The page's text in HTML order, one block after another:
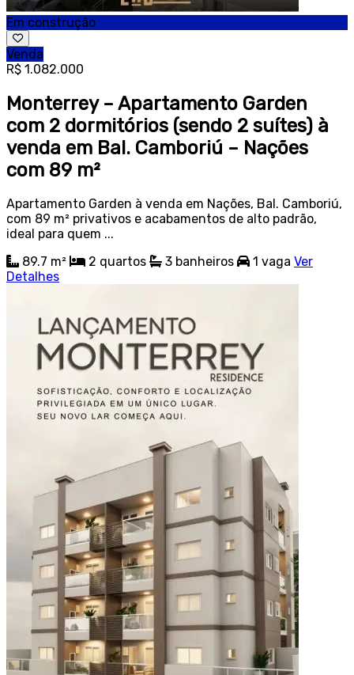
Em construção
Venda
R$ 1.082.000
Monterrey – Apartamento Garden
com 2 dormitórios (sendo 2 suítes) à
venda em Bal. Camboriú – Nações
com 89 m²
Apartamento Garden à venda em Nações, Bal. Camboriú,
com 89 m² privativos e acabamentos de alto padrão,
ideal para quem ...
89.7 m²
2 quartos 3 banheiros 1 vaga Ver
Detalhes